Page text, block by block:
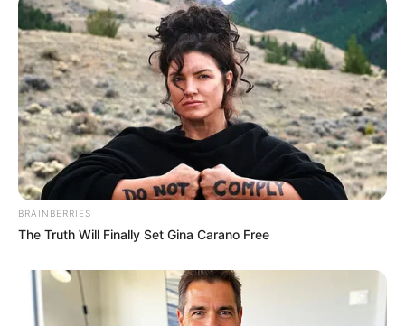
BRAINBERRIES
The Truth Will Finally Set Gina Carano Free